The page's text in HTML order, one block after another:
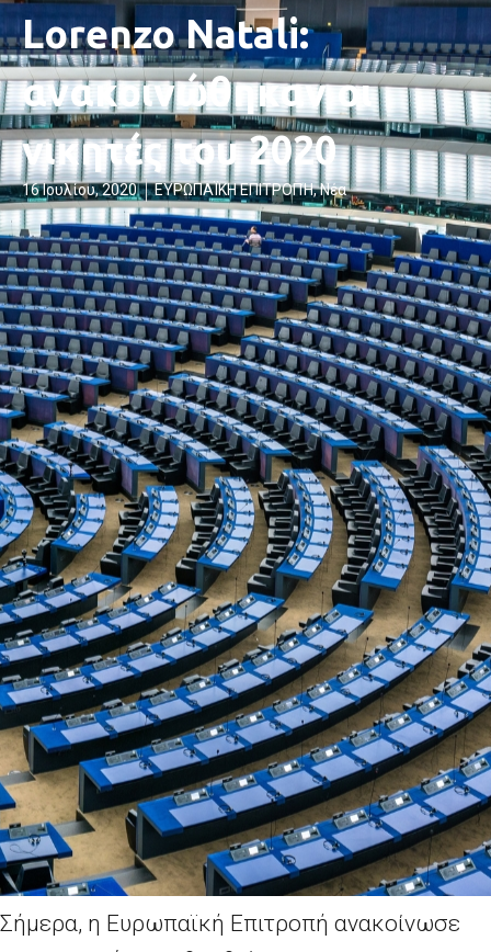
Lorenzo Natali:
ανακοινώθηκαν οι
νικητές του 2020
16 Ιουλίου, 2020 ΕΥΡΩΠΑΪΚΗ ΕΠΙΤΡΟΠΉ,Νέα
Σήμερα, η Ευρωπαϊκή Επιτροπή ανακοίνωσε